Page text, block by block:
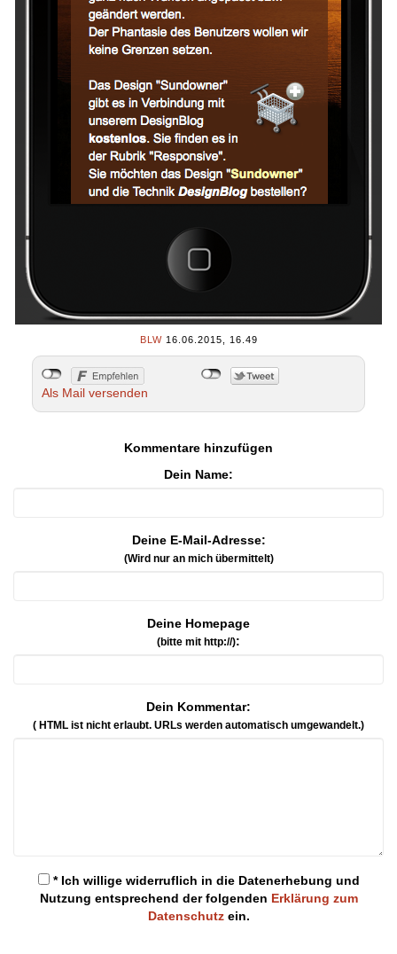
BLW16.06.2015, 16.49
Als Mail versenden
Kommentare hinzufügen
Dein Name:
Deine E-Mail-Adresse:
(Wird nur an mich übermittelt)
Deine Homepage
(bitte mit http://):
Dein Kommentar:
( HTML ist nicht erlaubt. URLs werden automatisch umgewandelt.)
* Ich willige widerruflich in die Datenerhebung und
Nutzung entsprechend der folgenden Erklärung zum
Datenschutzein.